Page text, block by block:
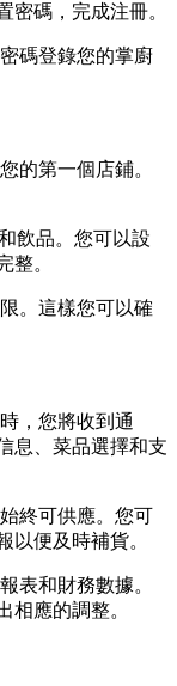
密碼，完成注冊。
碼登錄您的掌廚
的第一個店鋪。
飲品。您可以設
整。
。這樣您可以確
，您將收到通
息、菜品選擇和支
終可供應。您可
以便及時補貨。
表和財務數據。
相應的調整。